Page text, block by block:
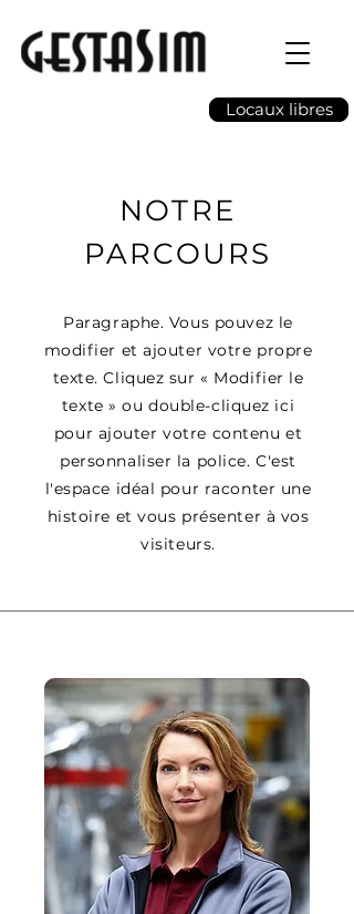
Locaux libres
NOTRE
PARCOURS
Paragraphe. Vous pouvez le
modifier et ajouter votre propre
texte. Cliquez sur « Modifier le
texte » ou double-cliquez ici
pour ajouter votre contenu et
personnaliser la police. C'est
l'espace idéal pour raconter une
histoire et vous présenter à vos
visiteurs.